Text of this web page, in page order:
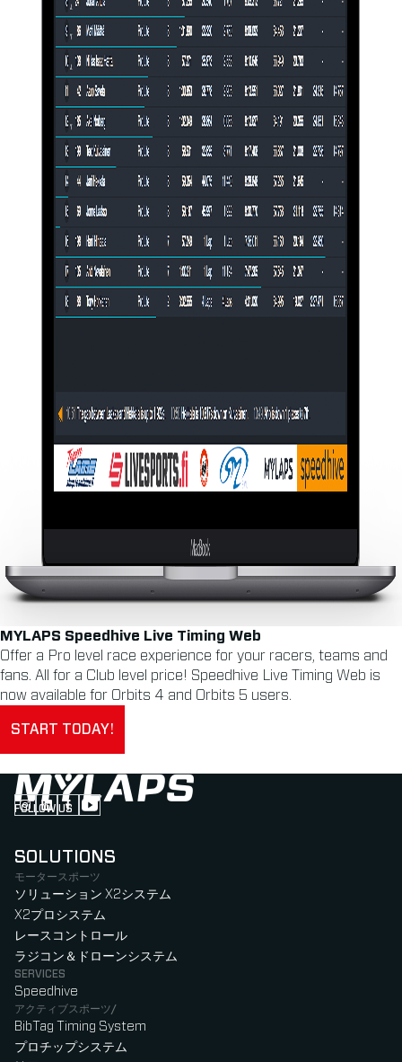
MYLAPS Speedhive Live Timing Web
Offer a Pro level race experience for your racers, teams and
fans. All for a Club level price! Speedhive Live Timing Web is
now available for Orbits 4 and Orbits 5 users.
START TODAY!
FOLLOW US
Follow us on Instagram (Opens in new tab)
Follow us on LinkedIn (Opens in new tab)
Follow us on Facebook (Opens in new tab)
Follow us on YouTube (Opens in new tab)
SOLUTIONS
モータースポーツ
ソリューション X2システム
X2プロシステム
レースコントロール
ラジコン＆ドローンシステム
SERVICES
Speedhive
アクティブスポーツ/
BibTag Timing System
プロチップシステム